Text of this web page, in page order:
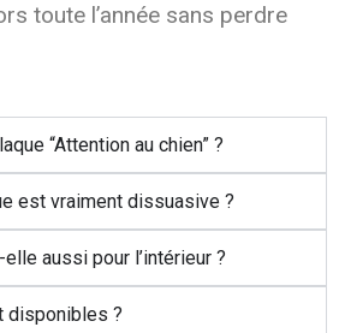
toute l’année sans perdre
“Attention au chien” ?
est vraiment dissuasive ?
aussi pour l’intérieur ?
disponibles ?